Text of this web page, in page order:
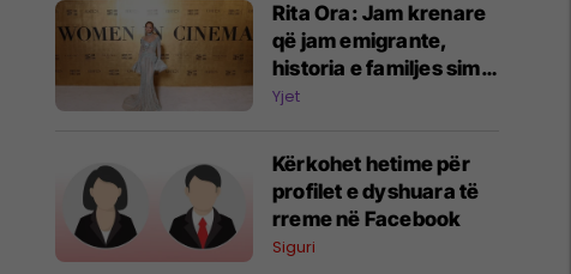
Rita Ora: Jam krenare
që jam emigrante,
historia e familjes sime
më ka bërë më të fortë
Yjet
Kërkohet hetime për
profilet e dyshuara të
rreme në Facebook
Siguri